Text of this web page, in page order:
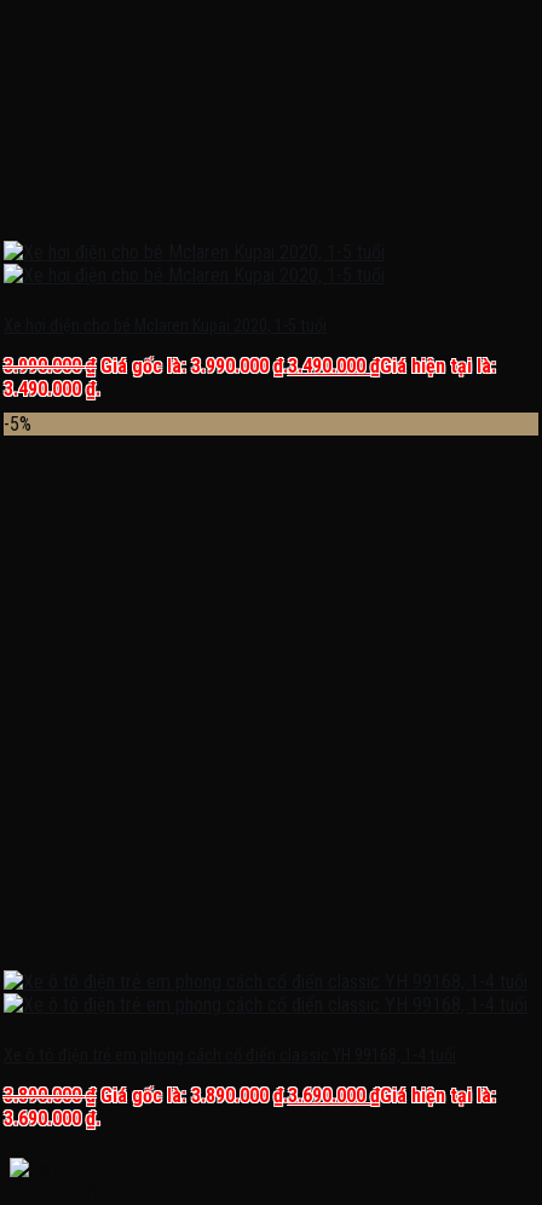
3.990.000₫ Giá gốc là: 3.990.000 ₫.3.490.000₫Giá hiện tại là:
3.490.000 ₫.
-5%
3.890.000₫ Giá gốc là: 3.890.000 ₫.3.690.000₫Giá hiện tại là:
3.690.000 ₫.